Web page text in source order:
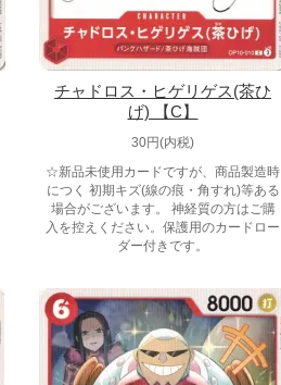
チャドロス・ヒゲリゲス(茶ひ
げ) 【C】
30円(内税)
☆新品未使用カードですが、商品製造時
につく 初期キズ(線の痕・角すれ)等ある
場合がございます。 神経質の方はご購
入を控えください。保護用のカードロー
ダー付きです。